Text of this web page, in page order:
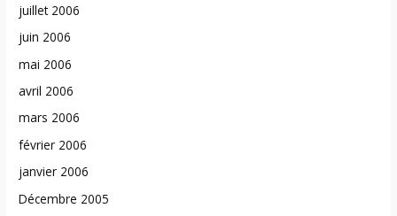
juillet 2006
juin 2006
mai 2006
avril 2006
mars 2006
février 2006
janvier 2006
Décembre 2005